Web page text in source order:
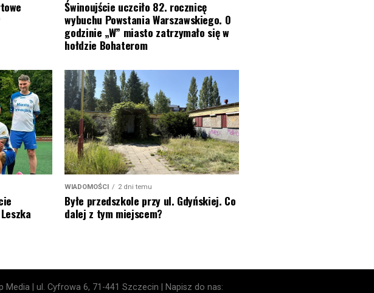
Świnoujście uczciło 82. rocznicę
wybuchu Powstania Warszawskiego. O
godzinie „W” miasto zatrzymało się w
hołdzie Bohaterom
WIADOMOŚCI 2 dni temu
Byłe przedszkole przy ul. Gdyńskiej. Co
dalej z tym miejscem?
| ul. Cyfrowa 6, 71-441 Szczecin | Napisz do nas: